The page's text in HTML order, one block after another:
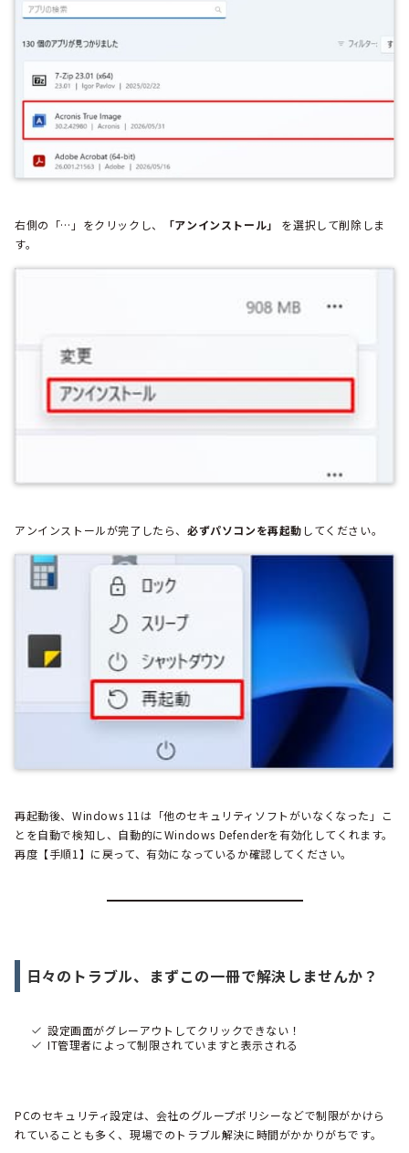
右側の「…」をクリックし、 「アンインストール」
を選択して削除しま
す。
アンインストールが完了したら、 必ずパソコンを再起動 してください。
再起動後、Windows 11は「他のセキュリティソフトがいなくなった」こ
とを自動で検知し、自動的にWindows Defenderを有効化してくれます。
再度【手順1】に戻って、有効になっているか確認してください。
日々のトラブル、まずこの一冊で解決しませんか？
設定画面がグレーアウトしてクリックできない！
IT管理者によって制限されていますと表示される
PCのセキュリティ設定は、会社のグループポリシーなどで制限がかけら
れていることも多く、現場でのトラブル解決に時間がかかりがちです。